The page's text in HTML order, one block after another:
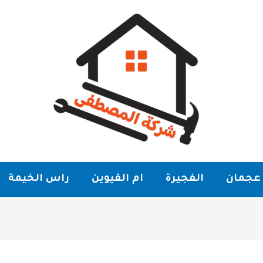
عجمان الفجيرة ام القيوين راس الخيمة